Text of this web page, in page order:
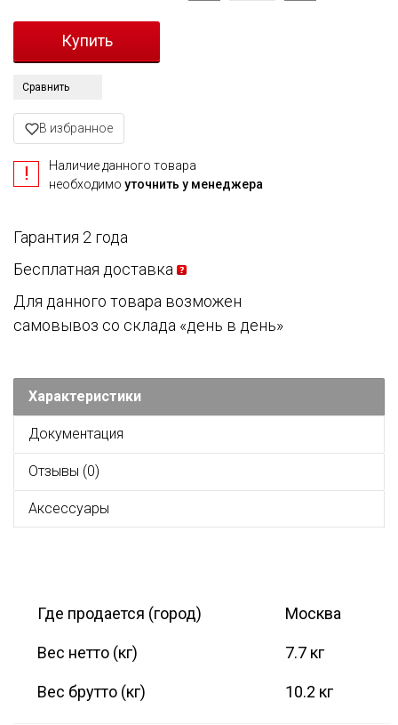
Сравнить
В избранное
Наличие данного товара
необходимо уточнить у менеджера
Гарантия 2 года
Бесплатная доставка
Для данного товара возможен
самовывоз со склада «день в день»
Характеристики
Документация
Отзывы (0)
Аксессуары
Где продается (город) Москва
Вес нетто (кг) 7.7 кг
Вес брутто (кг) 10.2 кг